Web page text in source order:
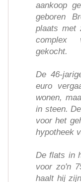
aankoop
geboren
plaats met
complex
gekocht.
De 46-
euro
wonen,
in steen.
voor het
hypotheek
De flats in
voor zo'n
haalt hij